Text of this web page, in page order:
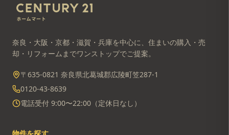
奈良・大阪・京都・滋賀・兵庫を中心に、住まいの購入・売
却・リフォームまでワンストップでご提案。
〒635-0821 奈良県北葛城郡広陵町笠287-1
0120-43-8639
電話受付 9:00〜22:00（定休日なし）